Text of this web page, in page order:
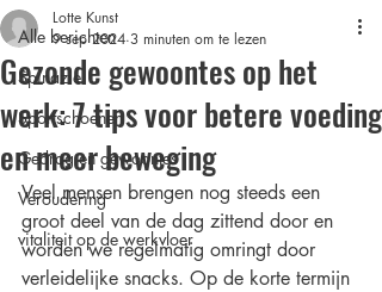
Alle berichten
Spinazie
Sportschoenen
Gedrag en gewoontes
Veroudering
vitaliteit op de werkvloer
Gezonde gewoontes op het
werk: 7 tips voor betere voeding
en meer beweging
Lotte Kunst
9 sep 2024 3 minuten om te lezen
Veel mensen brengen nog steeds een
groot deel van de dag zittend door en
worden we regelmatig omringt door
verleidelijke snacks. Op de korte termijn